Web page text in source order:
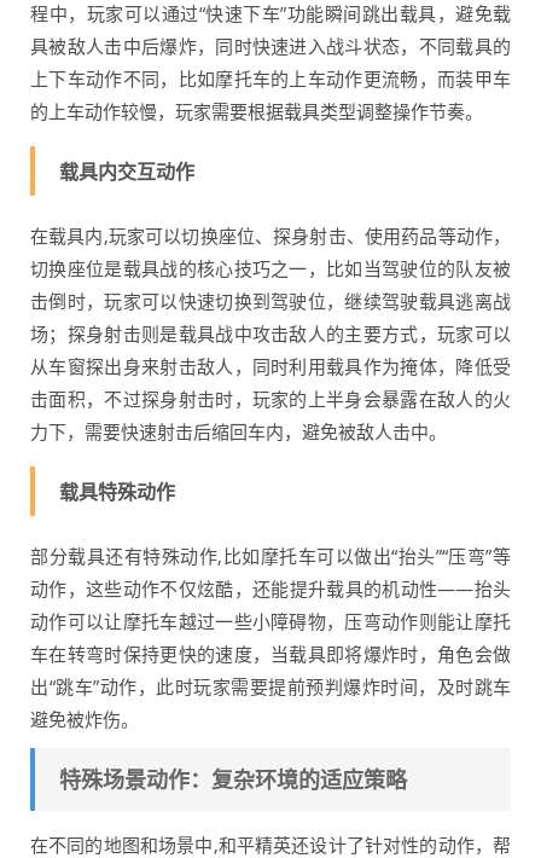
程中，玩家可以通过“快速下车”功能瞬间跳出载具，避免载
具被敌人击中后爆炸，同时快速进入战斗状态，不同载具的
上下车动作不同，比如摩托车的上车动作更流畅，而装甲车
的上车动作较慢，玩家需要根据载具类型调整操作节奏。
载具内交互动作
在载具内,玩家可以切换座位、探身射击、使用药品等动作，
切换座位是载具战的核心技巧之一，比如当驾驶位的队友被
击倒时，玩家可以快速切换到驾驶位，继续驾驶载具逃离战
场；探身射击则是载具战中攻击敌人的主要方式，玩家可以
从车窗探出身来射击敌人，同时利用载具作为掩体，降低受
击面积，不过探身射击时，玩家的上半身会暴露在敌人的火
力下，需要快速射击后缩回车内，避免被敌人击中。
载具特殊动作
部分载具还有特殊动作,比如摩托车可以做出“抬头”“压弯”等
动作，这些动作不仅炫酷，还能提升载具的机动性——抬头
动作可以让摩托车越过一些小障碍物，压弯动作则能让摩托
车在转弯时保持更快的速度，当载具即将爆炸时，角色会做
出“跳车”动作，此时玩家需要提前预判爆炸时间，及时跳车
避免被炸伤。
特殊场景动作：复杂环境的适应策略
在不同的地图和场景中,和平精英还设计了针对性的动作，帮